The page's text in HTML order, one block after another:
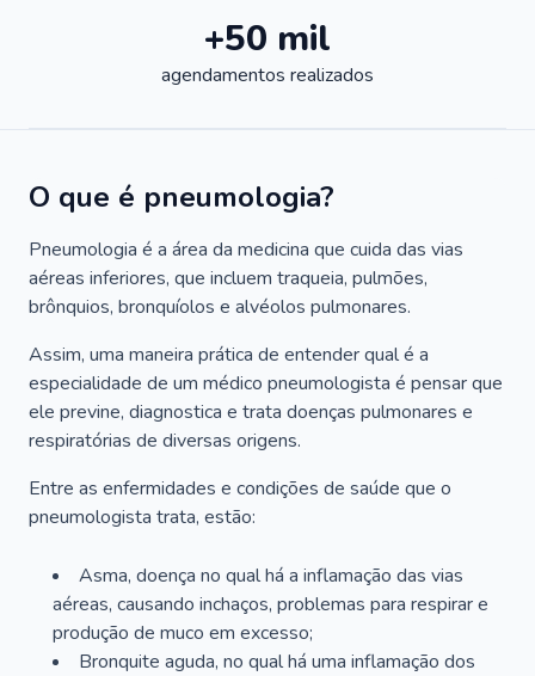
+50 mil
agendamentos realizados
O que é pneumologia?
Pneumologia é a área da medicina que cuida das vias
aéreas inferiores, que incluem traqueia, pulmões,
brônquios, bronquíolos e alvéolos pulmonares.
Assim, uma maneira prática de entender qual é a
especialidade de um médico pneumologista é pensar que
ele previne, diagnostica e trata doenças pulmonares e
respiratórias de diversas origens.
Entre as enfermidades e condições de saúde que o
pneumologista trata, estão:
Asma, doença no qual há a inflamação das vias
aéreas, causando inchaços, problemas para respirar e
produção de muco em excesso;
Bronquite aguda, no qual há uma inflamação dos